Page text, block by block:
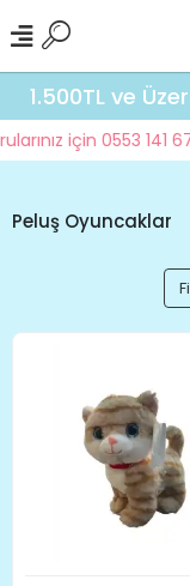
1.500TL ve
için 0553 141 67
Peluş Oyuncaklar